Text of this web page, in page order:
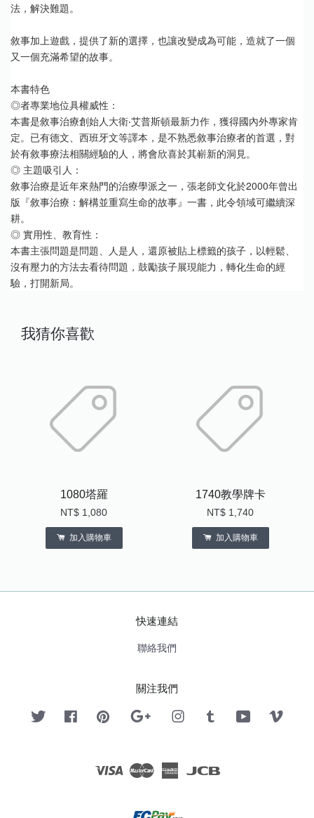
法，解決難題。
敘事加上遊戲，提供了新的選擇，也讓改變成為可能，造就了一個
又一個充滿希望的故事。
本書特色
◎者專業地位具權威性：
本書是敘事治療創始人大衛‧艾普斯頓最新力作，獲得國內外專家肯
定。已有德文、西班牙文等譯本，是不熟悉敘事治療者的首選，對
於有敘事療法相關經驗的人，將會欣喜於其嶄新的洞見。
◎ 主題吸引人：
敘事治療是近年來熱門的治療學派之一，張老師文化於2000年曾出
版『敘事治療：解構並重寫生命的故事』一書，此令領域可繼續深
耕。
◎ 實用性、教育性：
本書主張問題是問題、人是人，還原被貼上標籤的孩子，以輕鬆、
沒有壓力的方法去看待問題，鼓勵孩子展現能力，轉化生命的經
驗，打開新局。
我猜你喜歡
1080塔羅
NT$ 1,080
加入購物車
1740教學牌卡
NT$ 1,740
加入購物車
快速連結
聯絡我們
關注我們
Twitter FacebookPinterest Google InstagramTumblr YouTube
Visa Master American